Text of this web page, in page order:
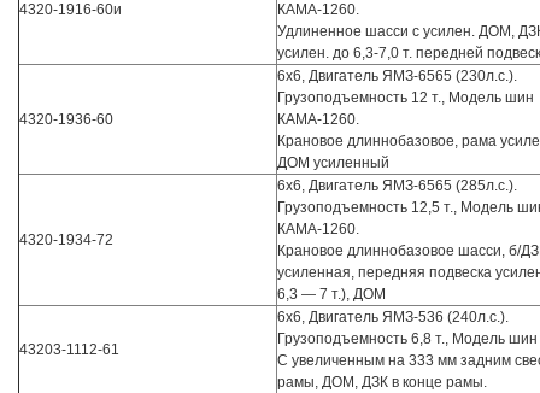
4320-1916-60и
КАМА-1260.
Удлиненное шасси с усилен. ДОМ,
усилен. до 6,3-7,0 т. передней
4320-1936-60
6х6, Двигатель ЯМЗ-6565 (230л.с.).
Грузоподъемность 12 т., Модель шин
КАМА-1260.
Крановое длиннобазовое, рама
ДОМ усиленный
4320-1934-72
6х6, Двигатель ЯМЗ-6565 (285л.с.).
Грузоподъемность 12,5 т., Модель
КАМА-1260.
Крановое длиннобазовое шасси, б/
усиленная, передняя подвеска
6,3 — 7 т.), ДОМ
43203-1112-61
6х6, Двигатель ЯМЗ-536 (240л.с.).
Грузоподъемность 6,8 т., Модель
С увеличенным на 333 мм задним
рамы, ДОМ, ДЗК в конце рамы.